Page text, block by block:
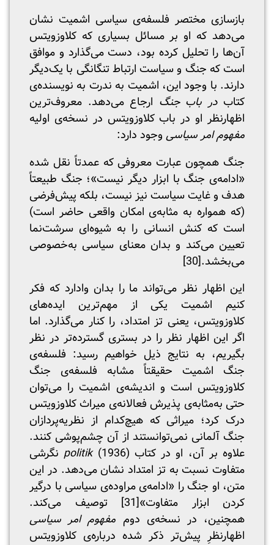
بازسازی مختصر فلسفه‌ی سیاسی اشمیت نشان
می‌دهد که او بر مسائل بسیاری که کلاوزویتس
آن‌ها را تحلیل کرده بود، دست می‌گذارد و موافق
است که جنگ و سیاست ارتباط تنگانگی با یک‌دیگر
دارند. با وجود این، اشمیت به ندرت به نویسنده‌ی
کتابدر باب جنگ ارجاع می‌دهد. معروف‌ترین
اظهارنظر او در باب کلاوزویتس در نسخه‌ی اولیه
مفهومامر سیاسی وجود دارد:
جنگ همچون عبارت معروفی که عمدتاً نقل شده
«ادامه‌ی جنگ با ابزار دیگر نیست»؛ جنگ طبیعتاً
هدف و غایت سیاست نیز نیست، بلکه پیش‌فرضی
(که همواره به مثابه‌ی امکان واقعی حاضر است)
است که کنش انسانی را به شیوه‌ای سرشت‌نما
تعیین می‌کند و بدان معنای سیاسی به‌خصوصی
می‌بخشد.[30]
این اظهار نظر می‌تواند ما را بدان وادارد که فکر
کنیم اشمیت یکی از مهم‌ترین ایده‌های
کلاوزویتس، یعنی تز امتداد، را کنار می‌گذارد. اما
اگر این اظهار نظر را در بستری گسترده‌تر در نظر
بگیریم، به نتایج ذیل خواهیم رسید: فلسفه‌ی
جنگ اشمیت حقیقتاً مشابه فلسفه‌ی جنگ
کلاوزویتس است و اندیشه‌ی اشمیت را می‌توان
حتی به‌مثابه‌ی پذیرش فعالانه‌ی میراث کلاوزویتس
درک کرد؛ میراثی که هیچ‌کدام از نظریه‌پردازان
جنگ آلمانی نمی‌توانستند از آن چشم‌پوشی کنند.
علاوه بر آن، او در کتاب
politik(1936) نگرشی
متفاوت نسبت به تز امتداد نشان می‌دهد. در این
متن، او جنگ را «ادامه‌ی مراوده‌ی سیاسی با درگیر
کردن ابزار متفاوت»[31]
توصیف می‌کند.
همچنین، در نسخه‌ی دوم مفهوم امر سیاسی
اظهارنظرِ پیش‌تر ذکر شده درباره‌ی کلاوزویتس